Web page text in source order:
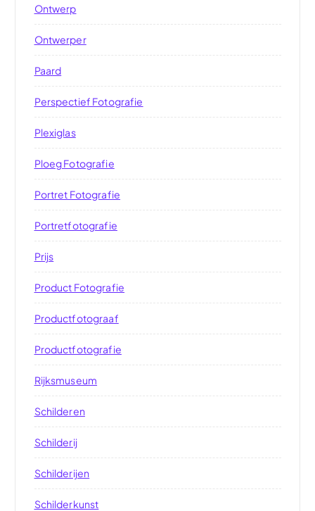
Ontwerp
Ontwerper
Paard
Perspectief Fotografie
Plexiglas
Ploeg Fotografie
Portret Fotografie
Portretfotografie
Prijs
Product Fotografie
Productfotograaf
Productfotografie
Rijksmuseum
Schilderen
Schilderij
Schilderijen
Schilderkunst